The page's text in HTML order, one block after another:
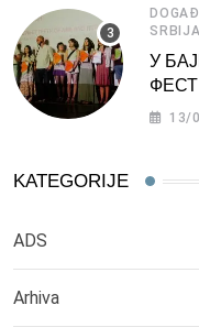
У
ФЕСТ
13/
KATEGORIJE
ADS
Arhiva